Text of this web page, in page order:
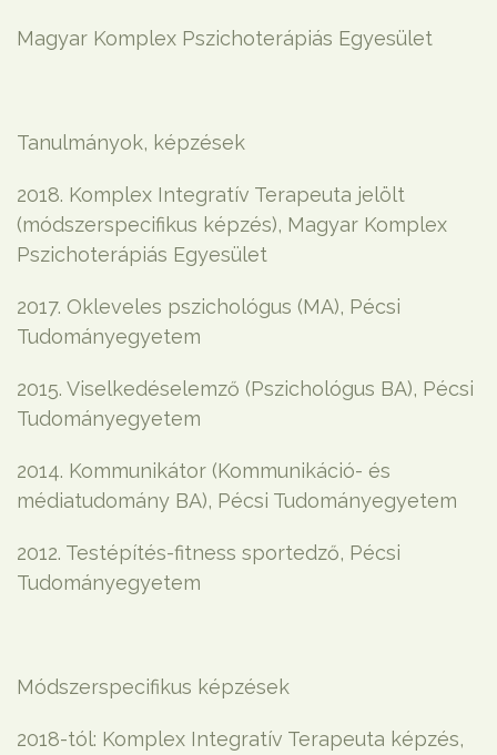
Magyar Komplex Pszichoterápiás Egyesület
Tanulmányok, képzések
2018. Komplex Integratív Terapeuta jelölt
(módszerspecifikus képzés), Magyar Komplex
Pszichoterápiás Egyesület
2017. Okleveles pszichológus (MA), Pécsi
Tudományegyetem
2015. Viselkedéselemző (Pszichológus BA), Pécsi
Tudományegyetem
2014. Kommunikátor (Kommunikáció- és
médiatudomány BA), Pécsi Tudományegyetem
2012. Testépítés-fitness sportedző, Pécsi
Tudományegyetem
Módszerspecifikus képzések
2018-tól: Komplex Integratív Terapeuta képzés,